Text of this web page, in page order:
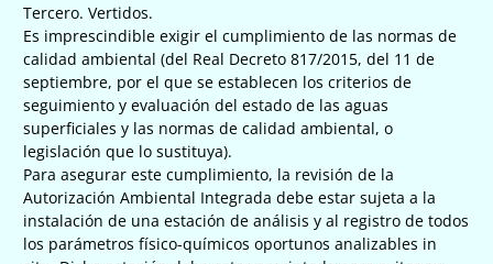
Tercero. Vertidos.
Es imprescindible exigir el cumplimiento de las normas de
calidad ambiental (del Real Decreto 817/2015, del 11 de
septiembre, por el que se establecen los criterios de
seguimiento y evaluación del estado de las aguas
superficiales y las normas de calidad ambiental, o
legislación que lo sustituya).
Para asegurar este cumplimiento, la revisión de la
Autorización Ambiental Integrada debe estar sujeta a la
instalación de una estación de análisis y al registro de todos
los parámetros físico-químicos oportunos analizables in